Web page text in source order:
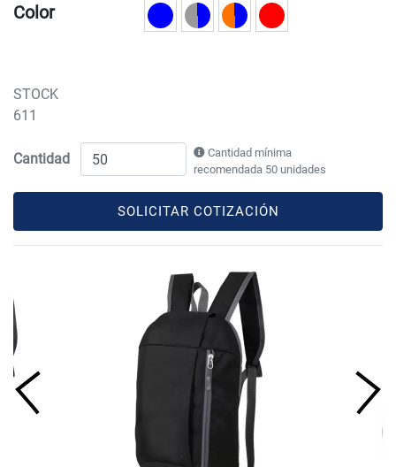
Color
STOCK
611
Cantidad
Cantidad mínima
recomendada 50 unidades
SOLICITAR COTIZACIÓN